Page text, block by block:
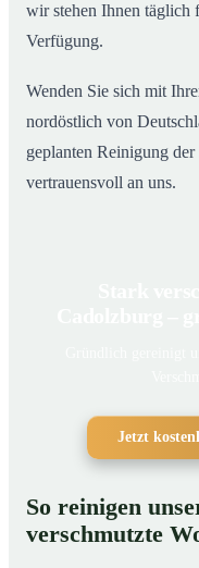
wir stehen Ihnen täglich
Verfügung.
Wenden Sie sich mit
nordöstlich von
geplanten Reinigung
vertrauensvoll an uns.
Jetzt
So reinigen
verschmutzte